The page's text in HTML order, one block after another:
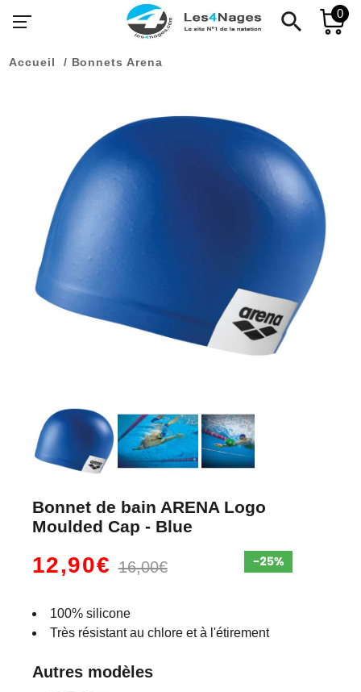
search 0
Accueil Bonnets Arena
Bonnet de bain ARENA Logo
Moulded Cap - Blue
12,90€16,00€
100% silicone
Très résistant au chlore et à l'étirement
Autres modèles